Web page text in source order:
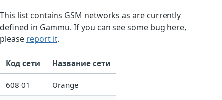
This list contains GSM networks as are currently
defined in Gammu. If you can see some bug here,
please report it.
Код сети Название сети
608 01 Orange